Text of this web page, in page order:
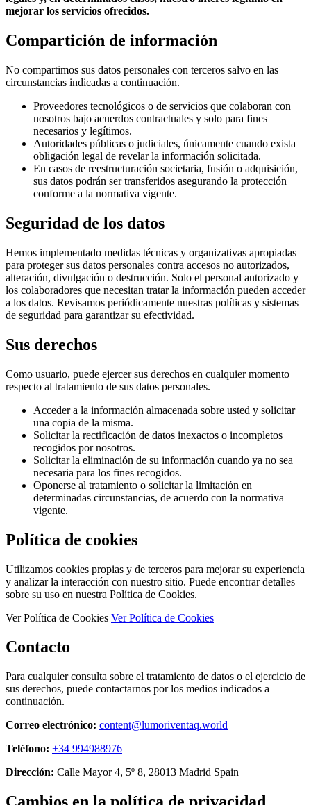
mejorar los servicios ofrecidos.
Compartición de información
No compartimos sus datos personales con terceros salvo en las
circunstancias indicadas a continuación.
Proveedores tecnológicos o de servicios que colaboran con
nosotros bajo acuerdos contractuales y solo para fines
necesarios y legítimos.
Autoridades públicas o judiciales, únicamente cuando exista
obligación legal de revelar la información solicitada.
En casos de reestructuración societaria, fusión o adquisición,
sus datos podrán ser transferidos asegurando la protección
conforme a la normativa vigente.
Seguridad de los datos
Hemos implementado medidas técnicas y organizativas apropiadas
para proteger sus datos personales contra accesos no autorizados,
alteración, divulgación o destrucción. Solo el personal autorizado y
los colaboradores que necesitan tratar la información pueden acceder
a los datos. Revisamos periódicamente nuestras políticas y sistemas
de seguridad para garantizar su efectividad.
Sus derechos
Como usuario, puede ejercer sus derechos en cualquier momento
respecto al tratamiento de sus datos personales.
Acceder a la información almacenada sobre usted y solicitar
una copia de la misma.
Solicitar la rectificación de datos inexactos o incompletos
recogidos por nosotros.
Solicitar la eliminación de su información cuando ya no sea
necesaria para los fines recogidos.
Oponerse al tratamiento o solicitar la limitación en
determinadas circunstancias, de acuerdo con la normativa
vigente.
Política de cookies
Utilizamos cookies propias y de terceros para mejorar su experiencia
y analizar la interacción con nuestro sitio. Puede encontrar detalles
sobre su uso en nuestra Política de Cookies.
Ver Política de Cookies Ver Política de Cookies
Contacto
Para cualquier consulta sobre el tratamiento de datos o el ejercicio de
sus derechos, puede contactarnos por los medios indicados a
continuación.
Correo electrónico: content@lumoriventaq.world
Teléfono: +34 994988976
Dirección: Calle Mayor 4, 5º 8, 28013 Madrid Spain